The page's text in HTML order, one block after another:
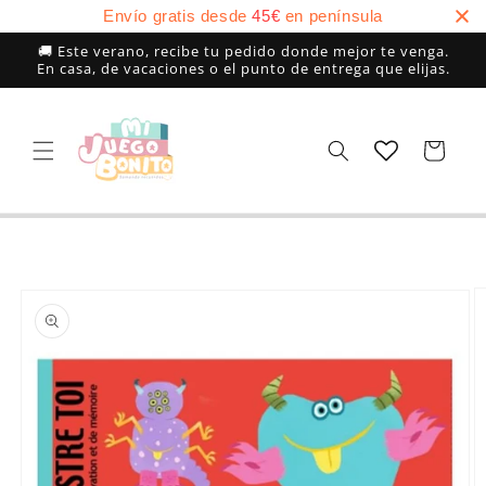
Envío gratis desde45€ en península
directamente
al contenido
🚚 Este verano, recibe tu pedido donde mejor te venga.
En casa, de vacaciones o el punto de entrega que elijas.
Carrito
a la
información